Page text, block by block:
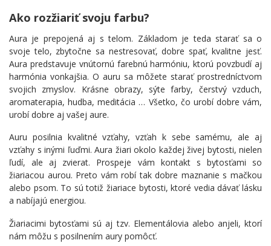
Ako rozžiariť svoju farbu?
Aura je prepojená aj s telom. Základom je teda starať sa o
svoje telo, zbytočne sa nestresovať, dobre spať, kvalitne jesť.
Aura predstavuje vnútornú farebnú harmóniu, ktorú povzbudí aj
harmónia vonkajšia. O auru sa môžete starať prostredníctvom
svojich zmyslov. Krásne obrazy, sýte farby, čerstvý vzduch,
aromaterapia, hudba, meditácia … Všetko, čo urobí dobre vám,
urobí dobre aj vašej aure.
Auru posilnia kvalitné vzťahy, vzťah k sebe samému, ale aj
vzťahy s inými ľuďmi. Aura žiari okolo každej živej bytosti, nielen
ľudí, ale aj zvierat. Prospeje vám kontakt s bytosťami so
žiariacou aurou. Preto vám robí tak dobre maznanie s mačkou
alebo psom. To sú totiž žiariace bytosti, ktoré vedia dávať lásku
a nabíjajú energiou.
Žiariacimi bytosťami sú aj tzv. Elementálovia alebo anjeli, ktorí
nám môžu s posilnením aury pomôcť.